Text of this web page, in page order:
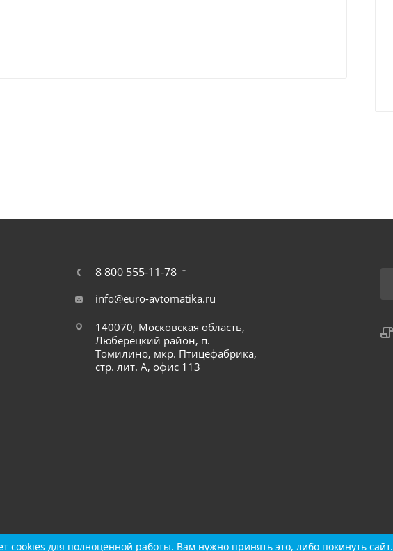
8 800 555-11-78
info@euro-avtomatika.ru
140070, Московская область,
Люберецкий район, п.
Томилино, мкр. Птицефабрика,
стр. лит. А, офис 113
cookies для полноценной работы. Вам нужно принять это, либо покинуть сайт.